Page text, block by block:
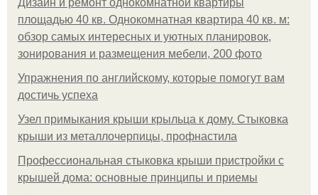
Дизайн и ремонт однокомнатной квартиры
площадью 40 кв. Однокомнатная квартира 40 кв. м:
обзор самых интересных и уютных планировок,
зонирования и размещения мебели, 200 фото
Упражнения по английскому, которые помогут вам
достичь успеха
Узел примыкания крыши крыльца к дому. Стыковка
крыши из металлочерпицы, профнастила
Профессиональная стыковка крыши пристройки с
крышей дома: основные принципы и приемы